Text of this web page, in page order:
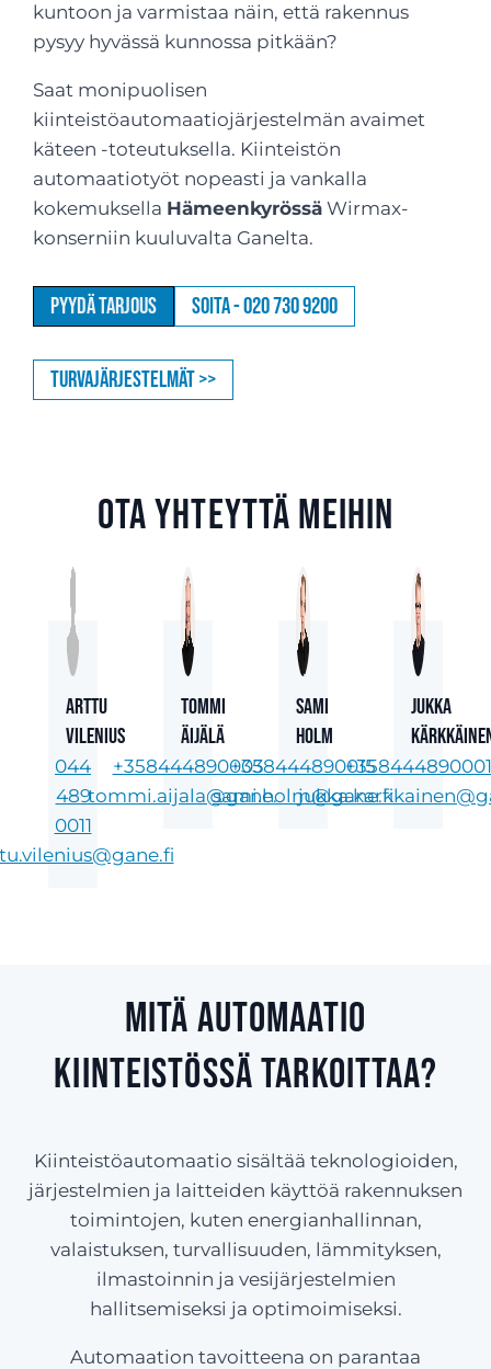
kuntoon ja varmistaa näin, että rakennus
pysyy hyvässä kunnossa pitkään?
Saat monipuolisen
kiinteistöautomaatiojärjestelmän avaimet
käteen -toteutuksella. Kiinteistön
automaatiotyöt nopeasti ja vankalla
kokemuksella Hämeenkyrössä Wirmax-
konserniin kuuluvalta Ganelta.
Pyydä tarjous Soita - 020 730 9200
Turvajärjestelmät >>
Ota yhteyttä meihin
Arttu
Vilenius
044
489
0011
Tommi
Äijälä
+358444890003
tommi.aijala@gane.fi
Sami
Holm
+358444890015
sami.holm@gane.fi
Jukka
+358444890001
Mitä automaatio
kiinteistössä tarkoittaa?
Kiinteistöautomaatio sisältää teknologioiden,
järjestelmien ja laitteiden käyttöä rakennuksen
toimintojen, kuten energianhallinnan,
valaistuksen, turvallisuuden, lämmityksen,
ilmastoinnin ja vesijärjestelmien
hallitsemiseksi ja optimoimiseksi.
Automaation tavoitteena on parantaa